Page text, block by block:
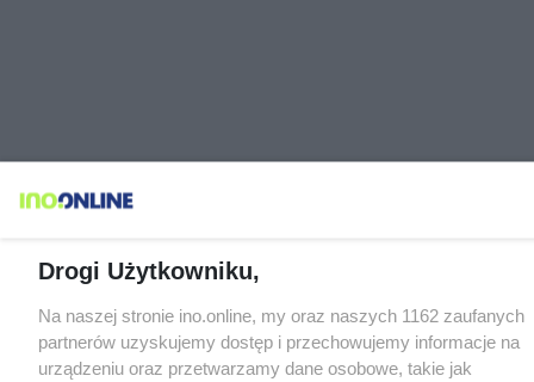
Drogi Użytkowniku,
Na naszej stronie ino.online, my oraz naszych 1162 zaufanych
partnerów uzyskujemy dostęp i przechowujemy informacje na
urządzeniu oraz przetwarzamy dane osobowe, takie jak